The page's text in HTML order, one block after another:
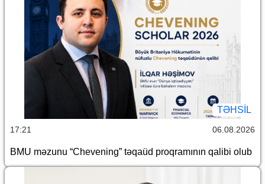
TƏHSIL
17:21 06.08.2026
BMU məzunu “Chevening” təqaüd proqramının qalibi olub